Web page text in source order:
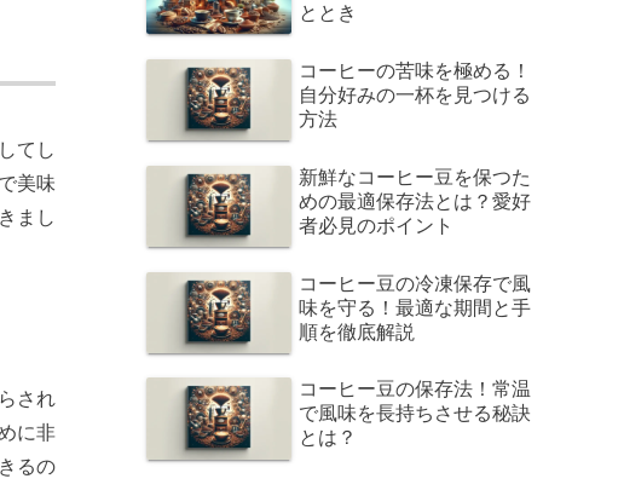
てし
美味
まし
され
に非
るの
ととき
コーヒーの苦味を極める！
自分好みの一杯を見つける
方法
新鮮なコーヒー豆を保つた
めの最適保存法とは？愛好
者必見のポイント
コーヒー豆の冷凍保存で風
味を守る！最適な期間と手
順を徹底解説
コーヒー豆の保存法！常温
で風味を長持ちさせる秘訣
とは？